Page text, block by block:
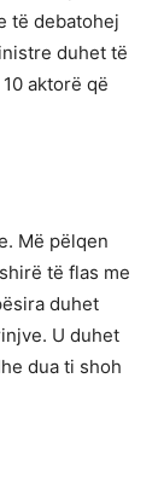
të debatohej
duhet të
aktorë që
Më pëlqen
të flas me
duhet
U duhet
dua ti shoh